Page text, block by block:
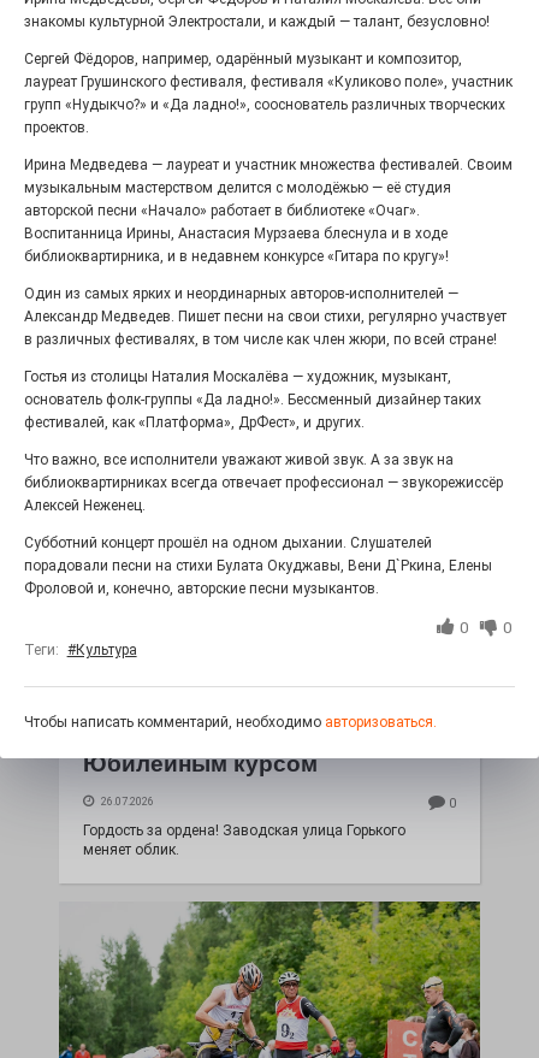
27.07.2026
дважды порадует проект «Районы-кварталы».
100 футов под килем!
26.07.2026
Юбилейным курсом
26.07.2026 0
Гордость за ордена! Заводская улица Горького
меняет облик.
знакомы культурной Электростали, и каждый — талант, безусловно!
Сергей Фёдоров, например, одарённый музыкант и композитор,
лауреат Грушинского фестиваля, фестиваля «Куликово поле», участник
групп «Нудыкчо?» и «Да ладно!», сооснователь различных творческих
проектов.
Ирина Медведева — лауреат и участник множества фестивалей. Своим
музыкальным мастерством делится с молодёжью — её студия
авторской песни «Начало» работает в библиотеке «Очаг».
Воспитанница Ирины, Анастасия Мурзаева блеснула и в ходе
библиоквартирника, и в недавнем конкурсе «Гитара по кругу»!
Один из самых ярких и неординарных авторов-исполнителей —
Александр Медведев. Пишет песни на свои стихи, регулярно участвует
в различных фестивалях, в том числе как член жюри, по всей стране!
Гостья из столицы Наталия Москалёва — художник, музыкант,
основатель фолк-группы «Да ладно!». Бессменный дизайнер таких
фестивалей, как «Платформа», ДрФест», и других.
Что важно, все исполнители уважают живой звук. А за звук на
библиоквартирниках всегда отвечает профессионал — звукорежиссёр
Алексей Неженец.
Субботний концерт прошёл на одном дыхании. Слушателей
порадовали песни на стихи Булата Окуджавы, Вени Д`Ркина, Елены
Фроловой и, конечно, авторские песни музыкантов.
0 0
Теги: #Культура
Чтобы написать комментарий, необходимо авторизоваться.